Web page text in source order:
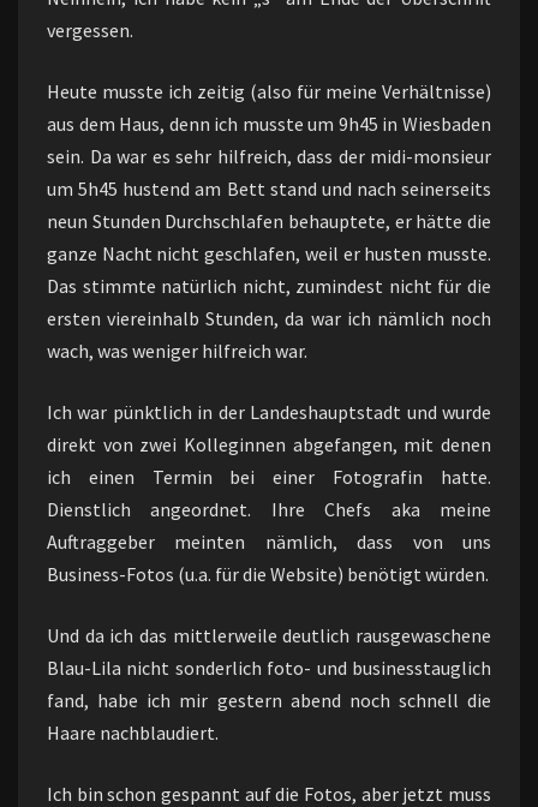
vergessen.
Heute musste ich zeitig (also für meine Verhältnisse)
aus dem Haus, denn ich musste um 9h45 in Wiesbaden
sein. Da war es sehr hilfreich, dass der midi-monsieur
um 5h45 hustend am Bett stand und nach seinerseits
neun Stunden Durchschlafen behauptete, er hätte die
ganze Nacht nicht geschlafen, weil er husten musste.
Das stimmte natürlich nicht, zumindest nicht für die
ersten viereinhalb Stunden, da war ich nämlich noch
wach, was weniger hilfreich war.
Ich war pünktlich in der Landeshauptstadt und wurde
direkt von zwei Kolleginnen abgefangen, mit denen
ich einen Termin bei einer Fotografin hatte.
Dienstlich angeordnet. Ihre Chefs aka meine
Auftraggeber meinten nämlich, dass von uns
Business-Fotos (u.a. für die Website) benötigt würden.
Und da ich das mittlerweile deutlich rausgewaschene
Blau-Lila nicht sonderlich foto- und businesstauglich
fand, habe ich mir gestern abend noch schnell die
Haare nachblaudiert.
Ich bin schon gespannt auf die Fotos, aber jetzt muss